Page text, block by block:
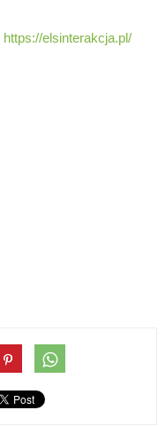
https://elsinterakcja.pl/